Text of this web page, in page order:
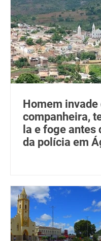
Homem invade
companheira,
la e foge antes
da polícia em